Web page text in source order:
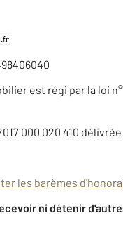
est régi par la loi
000 020 410
les barèmes
ni détenir